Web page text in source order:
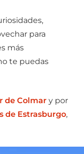
para
más
te puedas
de Colmar y por
de Estrasburgo,